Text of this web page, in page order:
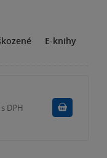
E-knihy
s DPH